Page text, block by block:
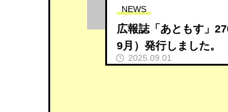
NEWS
広報誌「あともす」
9月）発行しました。
2025.09.01